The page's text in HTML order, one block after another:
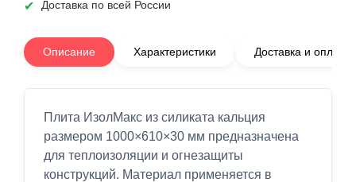
Доставка по всей России
Описание Характеристики Доставка и оплата
Плита ИзолМакс из силиката кальция
размером 1000×610×30 мм предназначена
для теплоизоляции и огнезащиты
конструкций. Материал применяется в